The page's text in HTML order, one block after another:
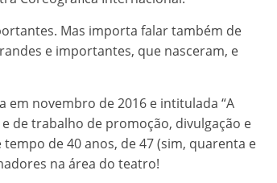
Mas importa falar também de
e importantes, que nasceram, e
em novembro de 2016 e intitulada “A
de trabalho de promoção, divulgação e
de 40 anos, de 47 (sim, quarenta e
na área do teatro!